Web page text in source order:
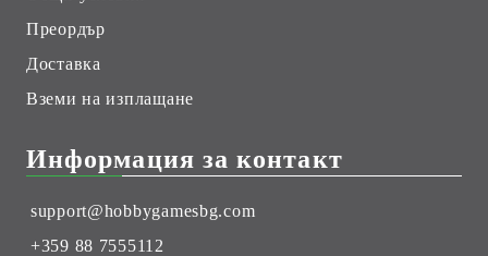
Преордър
Доставка
Вземи на изплащане
Информация за контакт
support@hobbygamesbg.com
+359 88 7555112